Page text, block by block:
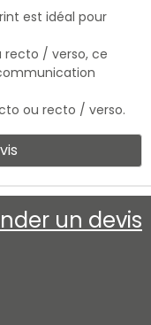
est idéal pour
recto / verso, ce
ou recto / verso.
un devis